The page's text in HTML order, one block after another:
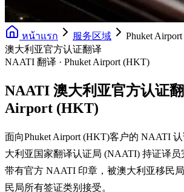
หน้าแรก 服务区域 Phuket
澳大利亚官方认证翻译
NAATI 翻译 · Phuket Airport (HKT)
NAATI 澳大利亚官方认证
Airport (HKT)
面向Phuket Airport (HKT)客户的 NAATI
大利亚国家翻译认证局 (NAATI) 持证译
带有官方 NAATI 印章，被澳大利亚移民
民局所有签证类别接受。